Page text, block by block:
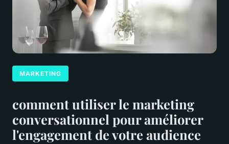
MARKETING
comment utiliser le marketing
conversationnel pour améliorer
l'engagement de votre audience